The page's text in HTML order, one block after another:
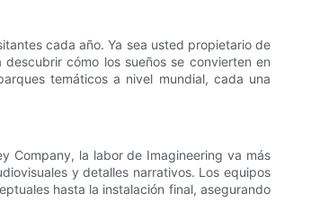
cada año. Ya sea usted propietario de
cómo los sueños se convierten en
temáticos a nivel mundial, cada una
Company, la labor de Imagineering va más
y detalles narrativos. Los equipos
hasta la instalación final, asegurando